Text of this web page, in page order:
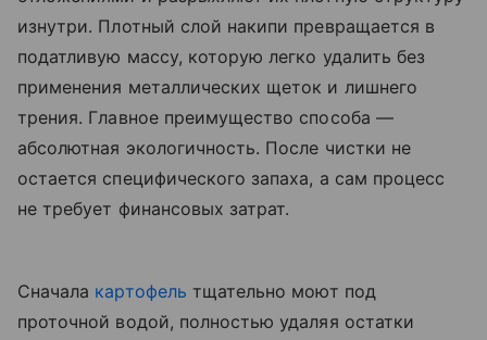
изнутри. Плотный слой накипи превращается в
податливую массу, которую легко удалить без
применения металлических щеток и лишнего
трения. Главное преимущество способа —
абсолютная экологичность. После чистки не
остается специфического запаха, а сам процесс
не требует финансовых затрат.
Сначала картофель тщательно моют под
проточной водой, полностью удаляя остатки